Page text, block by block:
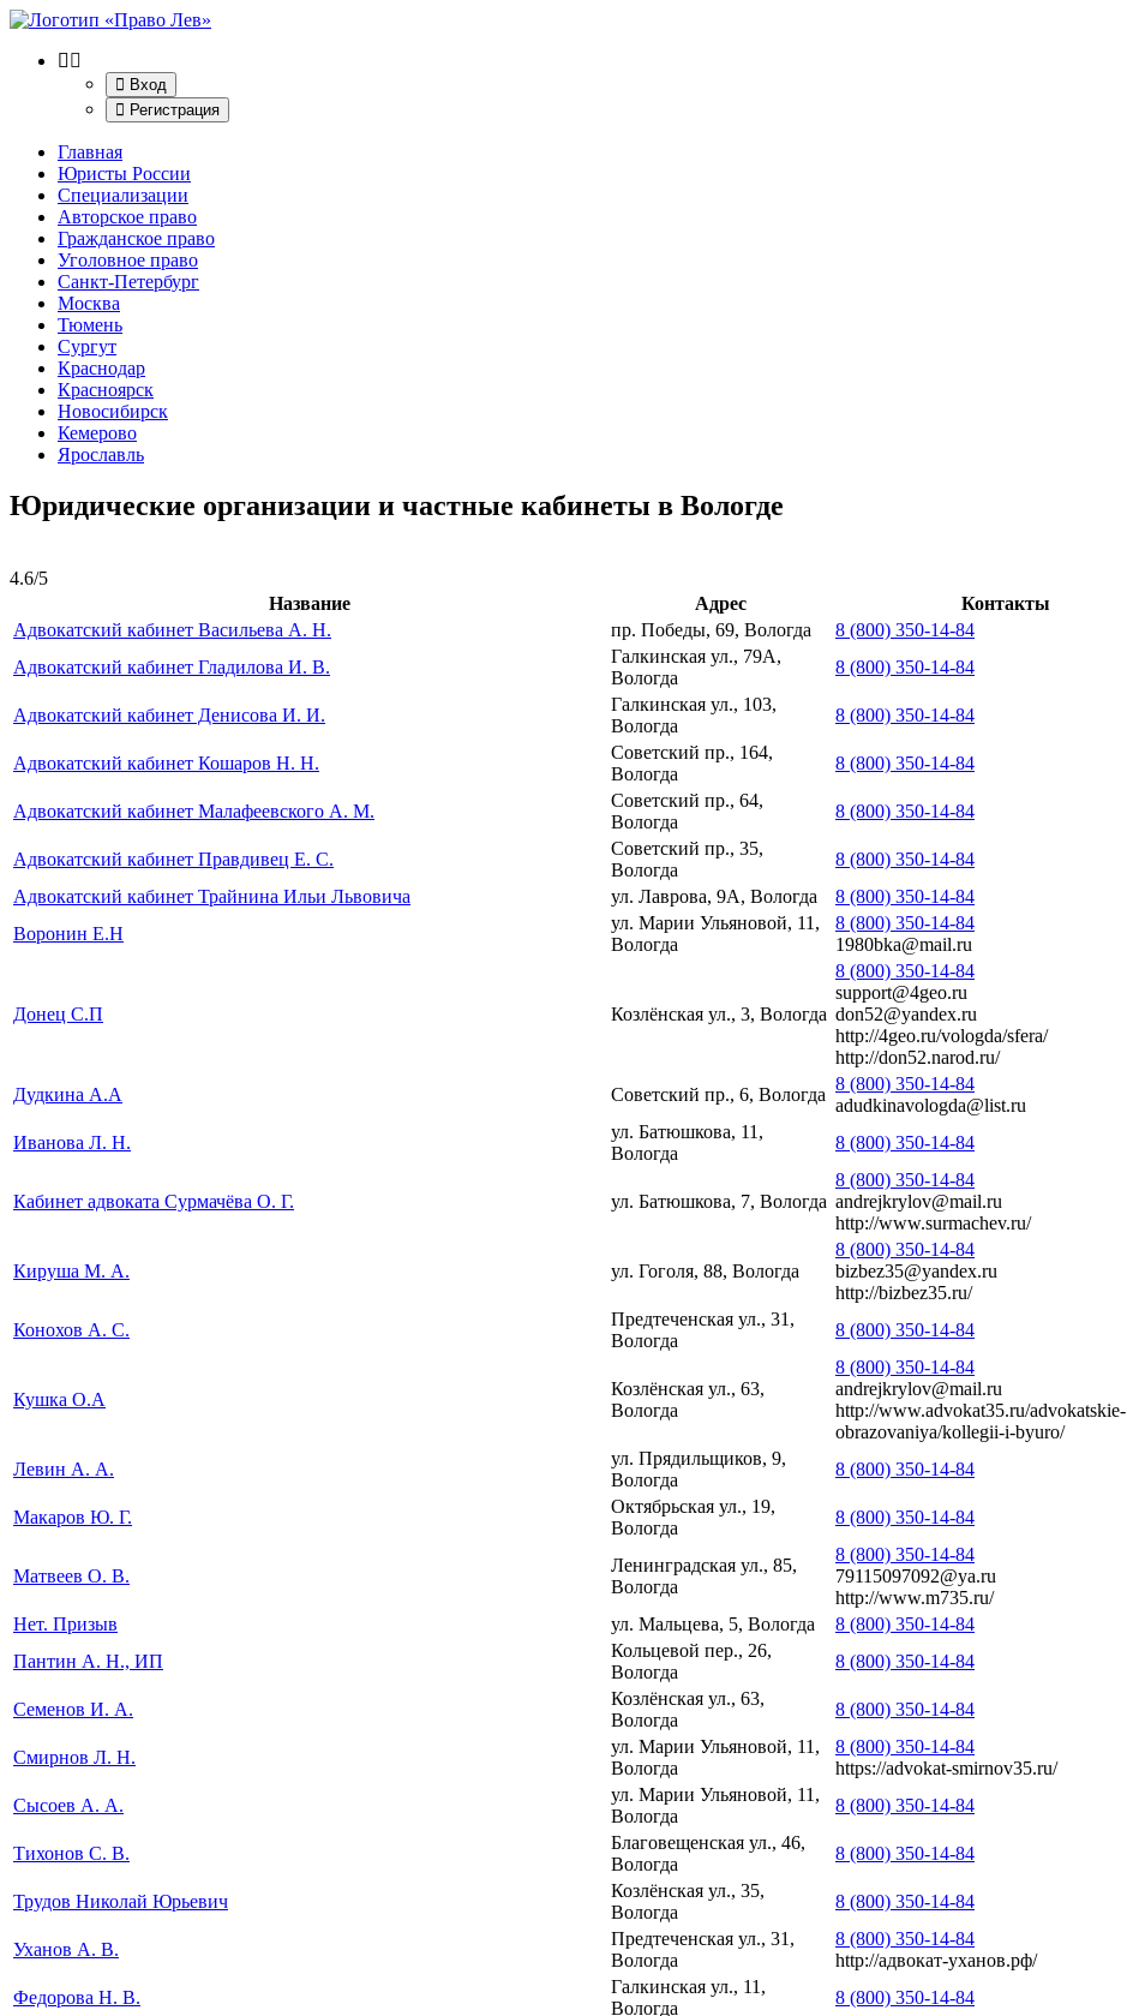
Вход
Регистрация
Главная
Юристы России
Специализации
Авторское право
Гражданское право
Уголовное право
Санкт-Петербург
Москва
Тюмень
Сургут
Краснодар
Красноярск
Новосибирск
Кемерово
Ярославль
Юридические организации и частные кабинеты в Вологде
4.6/5
Название
Адрес Контакты
Адвокатский кабинет Васильева А. Н.
пр. Победы, 69, Вологда 8 (800) 350-14-84
Адвокатский кабинет Гладилова И. В.
Галкинская ул., 79А,
Вологда
8 (800) 350-14-84
Адвокатский кабинет Денисова И. И.
Галкинская ул., 103,
Вологда
8 (800) 350-14-84
Адвокатский кабинет Кошаров Н. Н.
Советский пр., 164,
Вологда
8 (800) 350-14-84
Адвокатский кабинет Малафеевского А. М.
Советский пр., 64,
Вологда
8 (800) 350-14-84
Адвокатский кабинет Правдивец Е. С.
Советский пр., 35,
Вологда
8 (800) 350-14-84
Адвокатский кабинет Трайнина Ильи Львовича
ул. Лаврова, 9А, Вологда 8 (800) 350-14-84
Воронин Е.Н
ул. Марии Ульяновой, 11,
Вологда
8 (800) 350-14-84
1980bka@mail.ru
Донец С.П Козлёнская ул., 3, Вологда
8 (800) 350-14-84
support@4geo.ru
don52@yandex.ru
http://4geo.ru/vologda/sfera/
http://don52.narod.ru/
Дудкина А.А Советский пр., 6, Вологда
8 (800) 350-14-84
adudkinavologda@list.ru
Иванова Л. Н.
ул. Батюшкова, 11,
Вологда
8 (800) 350-14-84
Кабинет адвоката Сурмачёва О. Г. ул. Батюшкова, 7, Вологда
8 (800) 350-14-84
andrejkrylov@mail.ru
http://www.surmachev.ru/
Кируша М. А. ул. Гоголя, 88, Вологда
8 (800) 350-14-84
bizbez35@yandex.ru
http://bizbez35.ru/
Конохов А. С.
Предтеченская ул., 31,
Вологда
8 (800) 350-14-84
Кушка О.А
Козлёнская ул., 63,
Вологда
8 (800) 350-14-84
andrejkrylov@mail.ru
http://www.advokat35.ru/advokatskie-
obrazovaniya/kollegii-i-byuro/
Левин А. А.
ул. Прядильщиков, 9,
Вологда
8 (800) 350-14-84
Макаров Ю. Г.
Октябрьская ул., 19,
Вологда
8 (800) 350-14-84
Матвеев О. В.
Ленинградская ул., 85,
Вологда
8 (800) 350-14-84
79115097092@ya.ru
http://www.m735.ru/
Нет. Призыв ул. Мальцева, 5, Вологда 8 (800) 350-14-84
Пантин А. Н., ИП
Кольцевой пер., 26,
Вологда
8 (800) 350-14-84
Семенов И. А.
Козлёнская ул., 63,
Вологда
8 (800) 350-14-84
Смирнов Л. Н.
ул. Марии Ульяновой, 11,
Вологда
8 (800) 350-14-84
https://advokat-smirnov35.ru/
Сысоев А. А.
ул. Марии Ульяновой, 11,
Вологда
8 (800) 350-14-84
Тихонов С. В.
Благовещенская ул., 46,
Вологда
8 (800) 350-14-84
Трудов Николай Юрьевич
Козлёнская ул., 35,
Вологда
8 (800) 350-14-84
Уханов А. В.
Предтеченская ул., 31,
Вологда
8 (800) 350-14-84
http://адвокат-уханов.рф/
Федорова Н. В.
Галкинская ул., 11,
Вологда
8 (800) 350-14-84